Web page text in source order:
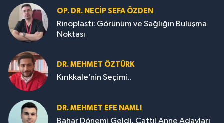
OP. DR. NECIP SEFA ÖZDEN
Rinoplasti: Görünüm ve Sağlığın Buluşma
Noktası
DR. MEHMET ÖZTÜRK
Kırıkkale’nin Seçimi..
DR. MEHMET EFE NAMLI
Bahar Dönemi Geldi, Çattı! Anne Adayları